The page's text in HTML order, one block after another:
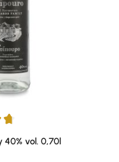
4.63 von 5 Sternen
40% vol. 0,70l